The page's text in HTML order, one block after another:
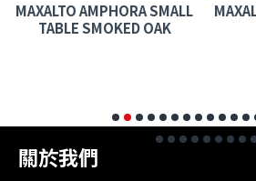
MAXALTO AMPHORA SMALL
TABLE SMOKED OAK
關於我們